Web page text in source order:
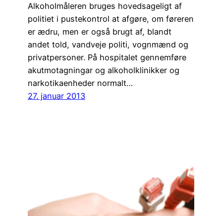
Alkoholmåleren bruges hovedsageligt af
politiet i pustekontrol at afgøre, om føreren
er ædru, men er også brugt af, blandt
andet told, vandveje politi, vognmænd og
privatpersoner. På hospitalet gennemføre
akutmotagningar og alkoholklinikker og
narkotikaenheder normalt…
27. januar 2013